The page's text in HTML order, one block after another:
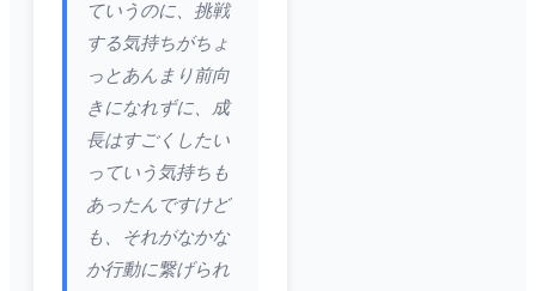
ていうのに、挑戦
する気持ちがちょ
っとあんまり前向
きになれずに、成
長はすごくしたい
っていう気持ちも
あったんですけど
も、それがなかな
か行動に繋げられ